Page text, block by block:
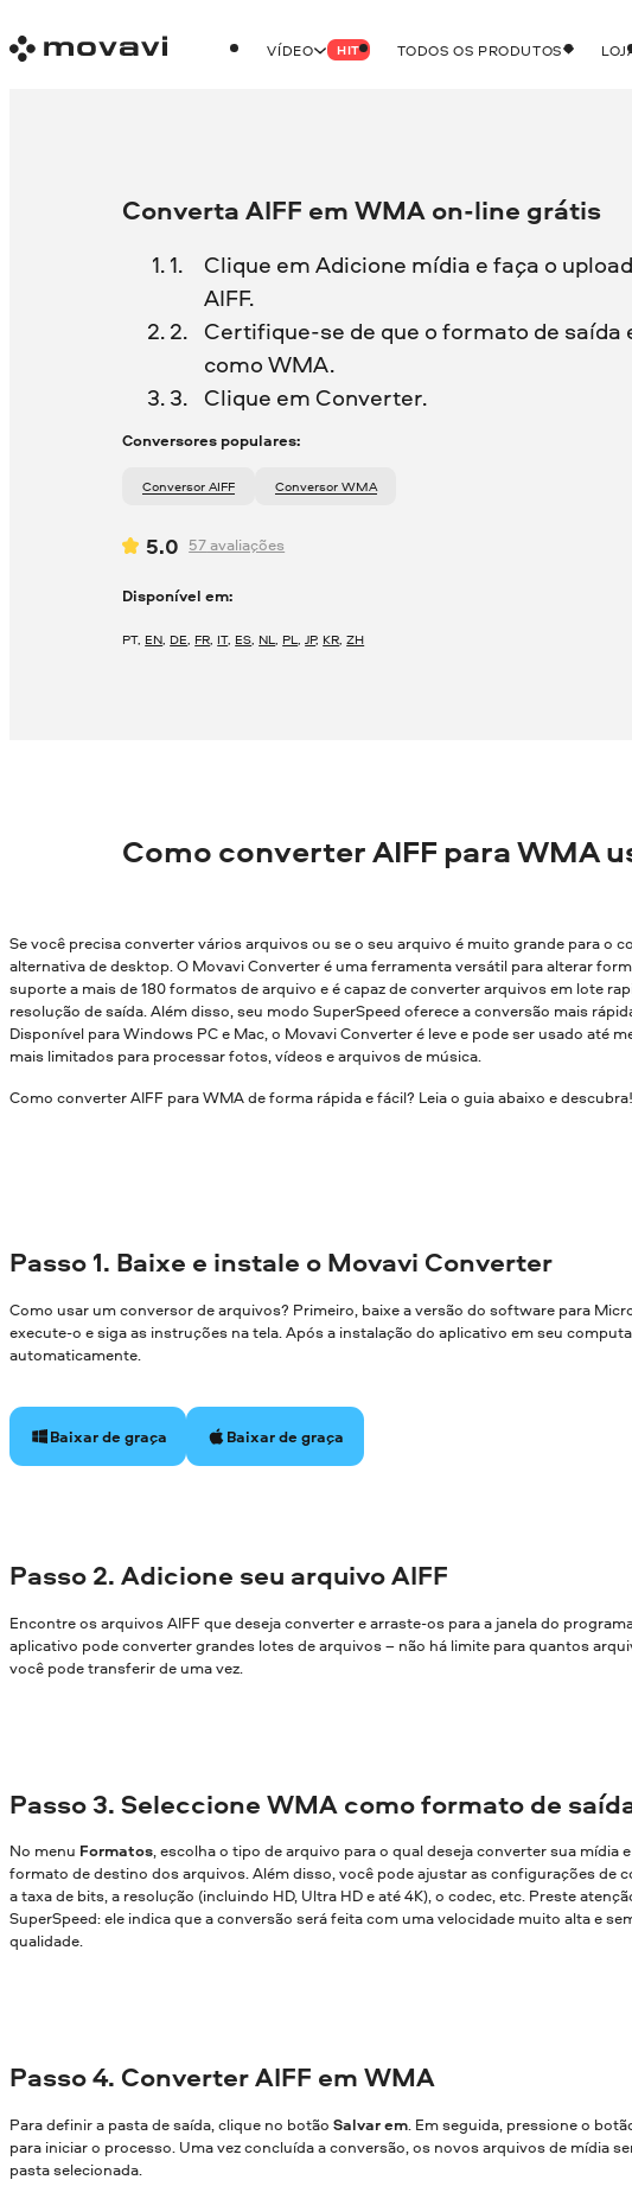
VÍDEO HIT TODOS OS PRODUTOS
Converta AIFF em WMA on-line grátis
Clique em Adicione mídia e faça o
AIFF.
Certifique-se de que o formato de saída
como WMA.
Clique em Converter.
Conversores populares:
Conversor AIFF Conversor WMA
5.0 57 avaliações
Disponível em:
PT, EN, DE, FR, IT, ES, NL, PL,JP, KR,ZH
Como converter AIFF para WMA
Se você precisa converter vários arquivos ou se o seu arquivo é muito grande para o
alternativa de desktop. O Movavi Converter é uma ferramenta versátil para alterar
suporte a mais de 180 formatos de arquivo e é capaz de converter arquivos em lote
resolução de saída. Além disso, seu modo SuperSpeed oferece a conversão mais
Disponível para Windows PC e Mac, o Movavi Converter é leve e pode ser usado até
mais limitados para processar fotos, vídeos e arquivos de música.
Como converter AIFF para WMA de forma rápida e fácil? Leia o guia abaixo e descubra!
Passo 1. Baixe e instale o Movavi Converter
Como usar um conversor de arquivos? Primeiro, baixe a versão do software para
execute-o e siga as instruções na tela. Após a instalação do aplicativo em seu
automaticamente.
Baixar de graça Baixar de graça
Passo 2. Adicione seu arquivo AIFF
Encontre os arquivos AIFF que deseja converter e arraste-os para a janela do
aplicativo pode converter grandes lotes de arquivos – não há limite para quantos
você pode transferir de uma vez.
Passo 3. Seleccione WMA como formato de
No menu Formatos, escolha o tipo de arquivo para o qual deseja converter sua mídia
formato de destino dos arquivos. Além disso, você pode ajustar as configurações de
a taxa de bits, a resolução (incluindo HD, Ultra HD e até 4K), o codec, etc. Preste
SuperSpeed: ele indica que a conversão será feita com uma velocidade muito alta e
qualidade.
Passo 4. Converter AIFF em WMA
Para definir a pasta de saída, clique no botão Salvar em. Em seguida, pressione o
para iniciar o processo. Uma vez concluída a conversão, os novos arquivos de mídia
pasta selecionada.